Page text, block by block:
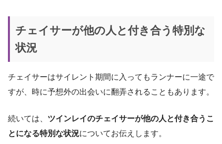
チェイサーが他の人と付き合う特別な
状況
チェイサーはサイレント期間に入ってもランナーに一途で
すが、時に予想外の出会いに翻弄されることもあります。
続いては、 ツインレイのチェイサーが他の人と付き合うこ
とになる特別な状況についてお伝えします。